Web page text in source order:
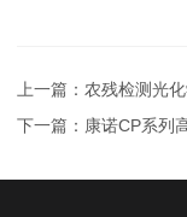
上一篇： 农残检测光
下一篇： 康诺CP系列